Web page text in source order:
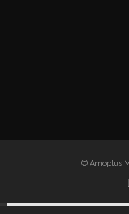
© Amoplus